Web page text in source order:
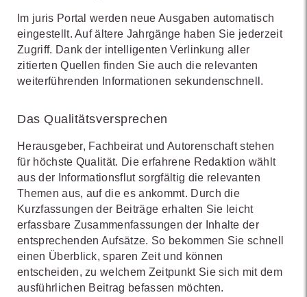
Im juris Portal werden neue Ausgaben automatisch
eingestellt. Auf ältere Jahrgänge haben Sie jederzeit
Zugriff. Dank der intelligenten Verlinkung aller
zitierten Quellen finden Sie auch die relevanten
weiterführenden Informationen sekundenschnell.
Das Qualitätsversprechen
Herausgeber, Fachbeirat und Autorenschaft stehen
für höchste Qualität. Die erfahrene Redaktion wählt
aus der Informationsflut sorgfältig die relevanten
Themen aus, auf die es ankommt. Durch die
Kurzfassungen der Beiträge erhalten Sie leicht
erfassbare Zusammenfassungen der Inhalte der
entsprechenden Aufsätze. So bekommen Sie schnell
einen Überblick, sparen Zeit und können
entscheiden, zu welchem Zeitpunkt Sie sich mit dem
ausführlichen Beitrag befassen möchten.